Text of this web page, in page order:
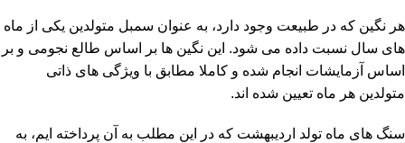
هر نگین که در طبیعت وجود دارد، به عنوان سمبل متولدین یکی از ماه
های سال نسبت داده می شود. این نگین ها بر اساس طالع نجومی و بر
اساس آزمایشات انجام شده و کاملا مطابق با ویژگی های ذاتی
متولدین هر ماه تعیین شده اند.
سنگ های ماه تولد اردیبهشت که در این مطلب به آن پرداخته ایم، به